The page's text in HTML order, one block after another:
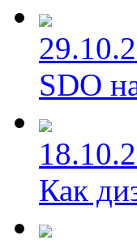
SDO
Как